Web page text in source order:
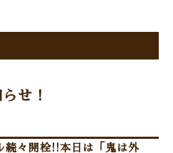
せ！
続々開栓!!本日は「鬼は外